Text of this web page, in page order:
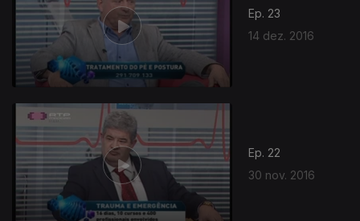
Ep. 23
14 dez. 2016
Ep. 22
30 nov. 2016